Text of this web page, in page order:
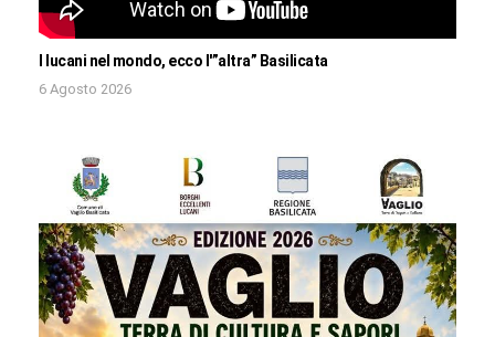
I lucani nel mondo, ecco l'”altra” Basilicata
6 Agosto 2026